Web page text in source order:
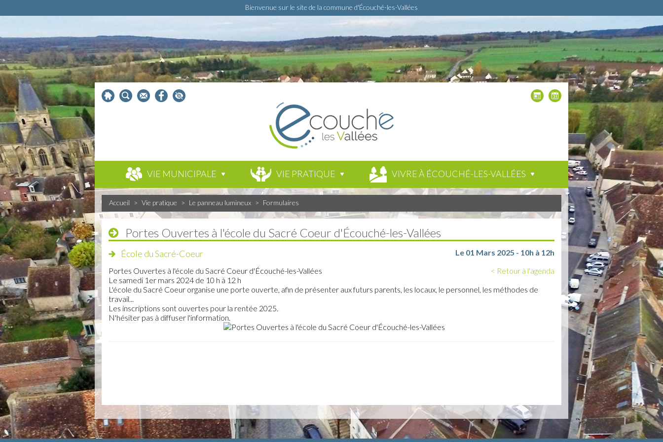
Bienvenue sur le site de la commune d'Écouché-les-Vallées
VIE MUNICIPALE VIE PRATIQUE VIVRE À ÉCOUCHÉ-LES-VALLÉES
Accueil > Vie pratique > Le panneau lumineux > Formulaires
Portes Ouvertes à l'école du Sacré Coeur d'Écouché-les-Vallées
École du Sacré-Coeur
Le 01 Mars 2025 - 10h à 12h
< Retour à l'agenda
Portes Ouvertes à l'école du Sacré Coeur d'Écouché-les-Vallées
Le samedi 1er mars 2024 de 10 h à 12 h
L'école du Sacré Coeur organise une porte ouverte, afin de présenter aux futurs parents, les locaux, le personnel, les méthodes de
travail...
Les inscriptions sont ouvertes pour la rentée 2025.
N'hésiter pas à diffuser l'information.